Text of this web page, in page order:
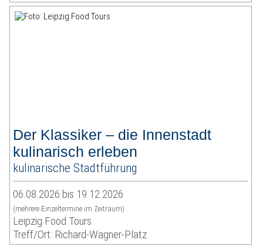
Der Klassiker – die Innenstadt
kulinarisch erleben
kulinarische Stadtführung
06.08.2026 bis 19.12.2026
(mehrere Einzeltermine im Zeitraum)
Leipzig Food Tours
Treff/Ort: Richard-Wagner-Platz